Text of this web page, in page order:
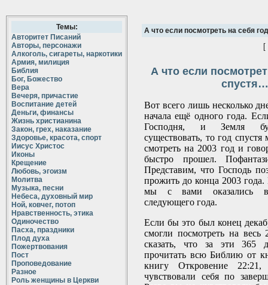
Темы:
Авторитет Писаний
Авторы, персонажи
Алкоголь, сигареты, наркотики
Армия, милиция
Библия
Бог, Божество
Вера
Вечеря, причастие
Воспитание детей
Деньги, финансы
Жизнь христианина
Закон, грех, наказание
Здоровье, красота, спорт
Иисус Христос
Иконы
Крещение
Любовь, эгоизм
Молитва
Музыка, песни
Небеса, духовный мир
Ной, ковчег, потоп
Нравственность, этика
Одиночество
Пасха, праздники
Плод духа
Пожертвования
Пост
Проповедование
Разное
Роль женщины в Церкви
А что если посмотреть на себя
[
А что если
спустя…
Вот всего лишь несколько
начала ещё одного года.
Господня, и Земля
существовать, то год
смотреть на 2003 год и
быстро прошел.
Представим, что Господь
прожить до конца 2003 года.
мы с вами оказались в
следующего года.
Если бы это был конец
смогли посмотреть на весь
сказать, что за эти 365
прочитать всю Библию от
книгу Откровение
чувствовали себя по